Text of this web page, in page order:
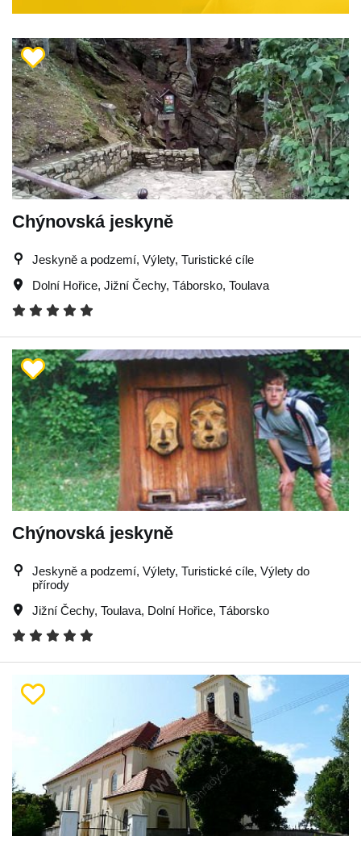
Chýnovská jeskyně
Jeskyně a podzemí, Výlety, Turistické cíle
Dolní Hořice, Jižní Čechy, Táborsko, Toulava
Chýnovská jeskyně
Jeskyně a podzemí, Výlety, Turistické cíle, Výlety do
přírody
Jižní Čechy, Toulava, Dolní Hořice, Táborsko